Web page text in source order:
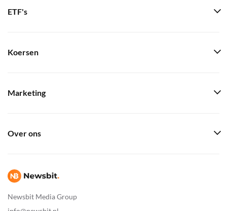
Newsbit Media Group
ETF's
Koersen
Marketing
Over ons